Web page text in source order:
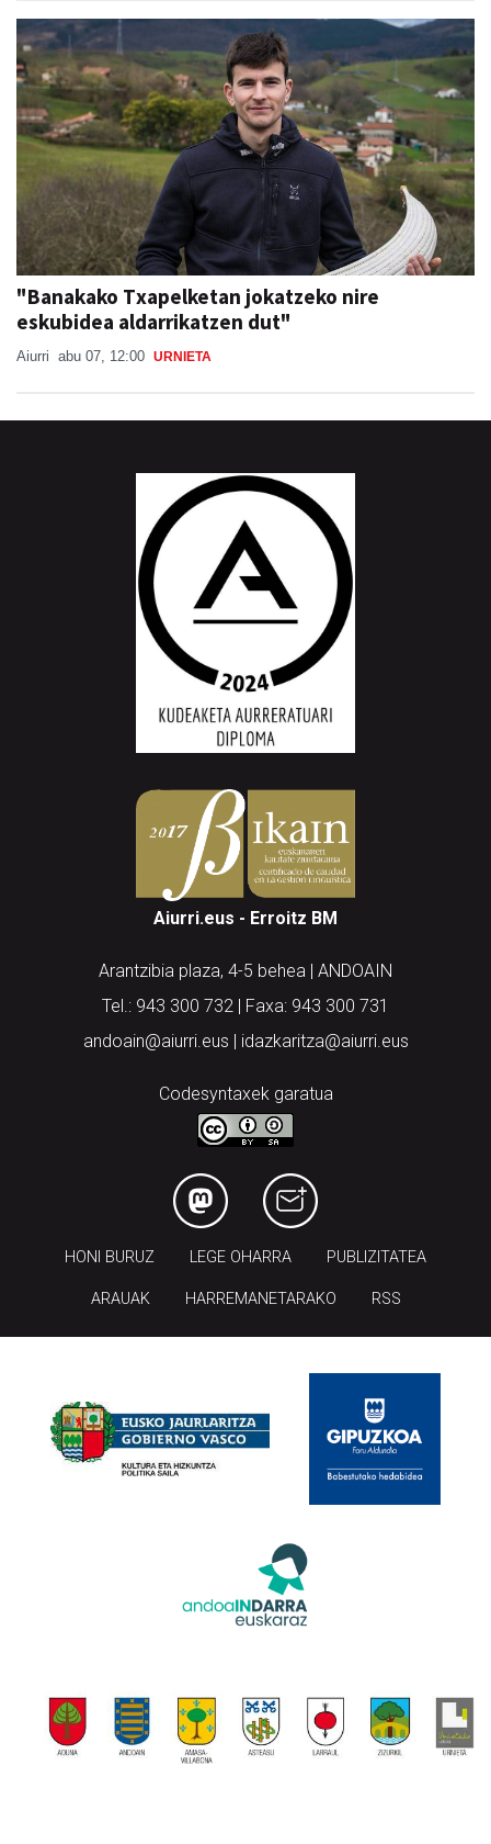
"Banakako Txapelketan jokatzeko nire
eskubidea aldarrikatzen dut"
Aiurri abu 07, 12:00 URNIETA
Aiurri.eus - Erroitz BM
Arantzibia plaza, 4-5 behea | ANDOAIN
Tel.: 943 300 732 | Faxa: 943 300 731
andoain@aiurri.eus | idazkaritza@aiurri.eus
Codesyntaxek garatua
HONI BURUZ LEGE OHARRA PUBLIZITATEA
ARAUAK HARREMANETARAKO RSS